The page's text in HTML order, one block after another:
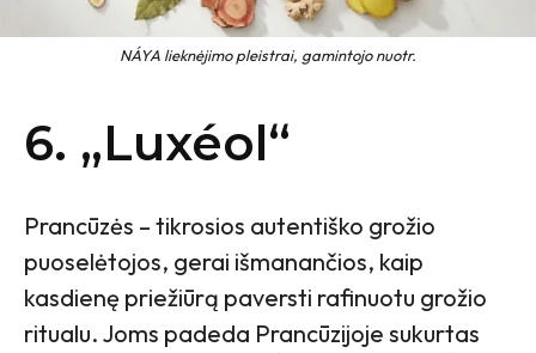
NÁYA lieknėjimo pleistrai, gamintojo nuotr.
6. „Luxéol“
Prancūzės – tikrosios autentiško grožio
puoselėtojos, gerai išmanančios, kaip
kasdienę priežiūrą paversti rafinuotu grožio
ritualu. Joms padeda Prancūzijoje sukurtas